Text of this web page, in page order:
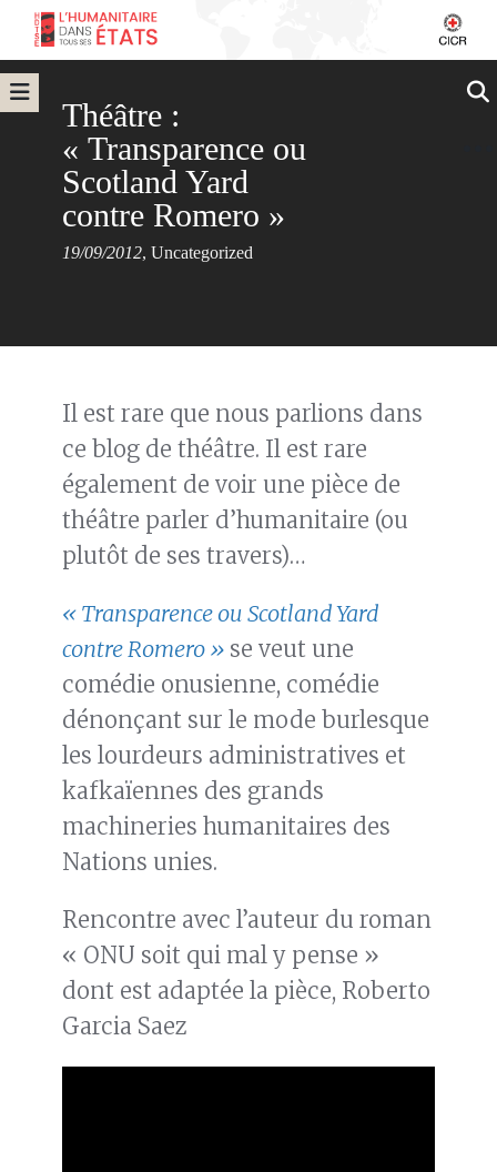
Théâtre :
« Transparence ou
Scotland Yard
contre Romero »
19/09/2012, Uncategorized
Il est rare que nous parlions dans
ce blog de théâtre. Il est rare
également de voir une pièce de
théâtre parler d’humanitaire (ou
plutôt de ses travers)…
« Transparence ou Scotland Yard
contre Romero » se veut une
comédie onusienne, comédie
dénonçant sur le mode burlesque
les lourdeurs administratives et
kafkaïennes des grands
machineries humanitaires des
Nations unies.
Rencontre avec l’auteur du roman
« ONU soit qui mal y pense »
dont est adaptée la pièce, Roberto
Garcia Saez